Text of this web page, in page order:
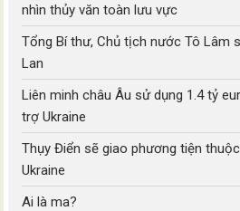
nhìn thủy văn toàn lưu vực
Tổng Bí thư, Chủ tịch nước Tô Lâm
Lan
Liên minh châu Âu sử dụng 1.4 tỷ
trợ Ukraine
Thụy Điển sẽ giao phương tiện
Ukraine
Ai là ma?